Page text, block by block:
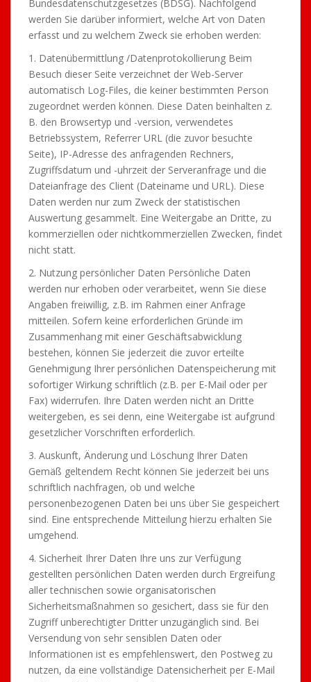
Bundesdatenschutzgesetzes (BDSG). Nachfolgend
werden Sie darüber informiert, welche Art von Daten
erfasst und zu welchem Zweck sie erhoben werden:
1. Datenübermittlung /Datenprotokollierung Beim
Besuch dieser Seite verzeichnet der Web-Server
automatisch Log-Files, die keiner bestimmten Person
zugeordnet werden können. Diese Daten beinhalten z.
B. den Browsertyp und -version, verwendetes
Betriebssystem, Referrer URL (die zuvor besuchte
Seite), IP-Adresse des anfragenden Rechners,
Zugriffsdatum und -uhrzeit der Serveranfrage und die
Dateianfrage des Client (Dateiname und URL). Diese
Daten werden nur zum Zweck der statistischen
Auswertung gesammelt. Eine Weitergabe an Dritte, zu
kommerziellen oder nichtkommerziellen Zwecken, findet
nicht statt.
2. Nutzung persönlicher Daten Persönliche Daten
werden nur erhoben oder verarbeitet, wenn Sie diese
Angaben freiwillig, z.B. im Rahmen einer Anfrage
mitteilen. Sofern keine erforderlichen Gründe im
Zusammenhang mit einer Geschäftsabwicklung
bestehen, können Sie jederzeit die zuvor erteilte
Genehmigung Ihrer persönlichen Datenspeicherung mit
sofortiger Wirkung schriftlich (z.B. per E-Mail oder per
Fax) widerrufen. Ihre Daten werden nicht an Dritte
weitergeben, es sei denn, eine Weitergabe ist aufgrund
gesetzlicher Vorschriften erforderlich.
3. Auskunft, Änderung und Löschung Ihrer Daten
Gemäß geltendem Recht können Sie jederzeit bei uns
schriftlich nachfragen, ob und welche
personenbezogenen Daten bei uns über Sie gespeichert
sind. Eine entsprechende Mitteilung hierzu erhalten Sie
umgehend.
4. Sicherheit Ihrer Daten Ihre uns zur Verfügung
gestellten persönlichen Daten werden durch Ergreifung
aller technischen sowie organisatorischen
Sicherheitsmaßnahmen so gesichert, dass sie für den
Zugriff unberechtigter Dritter unzugänglich sind. Bei
Versendung von sehr sensiblen Daten oder
Informationen ist es empfehlenswert, den Postweg zu
nutzen, da eine vollständige Datensicherheit per E-Mail